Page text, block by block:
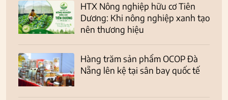
HTX Nông nghiệp hữu cơ Tiên
Dương: Khi nông nghiệp xanh tạo
nên thương hiệu
Hàng trăm sản phẩm OCOP Đà
Nẵng lên kệ tại sân bay quốc tế